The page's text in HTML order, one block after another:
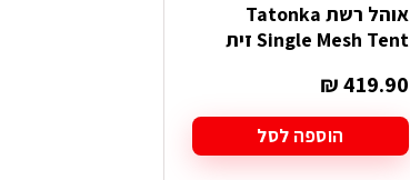
אוהל רשת Tatonka
Single Mesh Tent זית
₪419.90
הוספה לסל